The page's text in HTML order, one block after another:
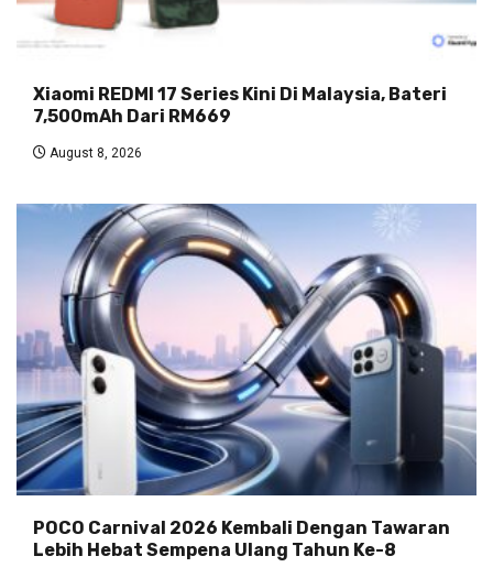
Xiaomi REDMI 17 Series Kini Di Malaysia, Bateri
7,500mAh Dari RM669
August 8, 2026
POCO Carnival 2026 Kembali Dengan Tawaran
Lebih Hebat Sempena Ulang Tahun Ke-8